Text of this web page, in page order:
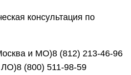
консультация по
и МО)8 (812) 213-46-96
ЛО)8 (800) 511-98-59